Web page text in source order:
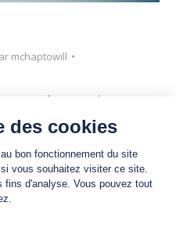
mchaptowill
être ancré, c’est
se sentir relié. C’est
qui existe entre
l’acceptation du
les effets positifs de
calmer le
plus serein…